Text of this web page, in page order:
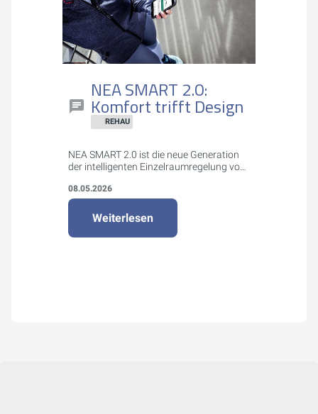
REHAU
NEA SMART 2.0:
Komfort trifft Design
NEA SMART 2.0 ist die neue Generation
der intelligenten Einzelraumregelung von
kühlungssysteme. Das System bietet
attraktives Design, einfache Montage
und Bedienung sowie smarte Funktionen
Energieeinsparung bis zu 20%.
08.05.2026
Weiterlesen